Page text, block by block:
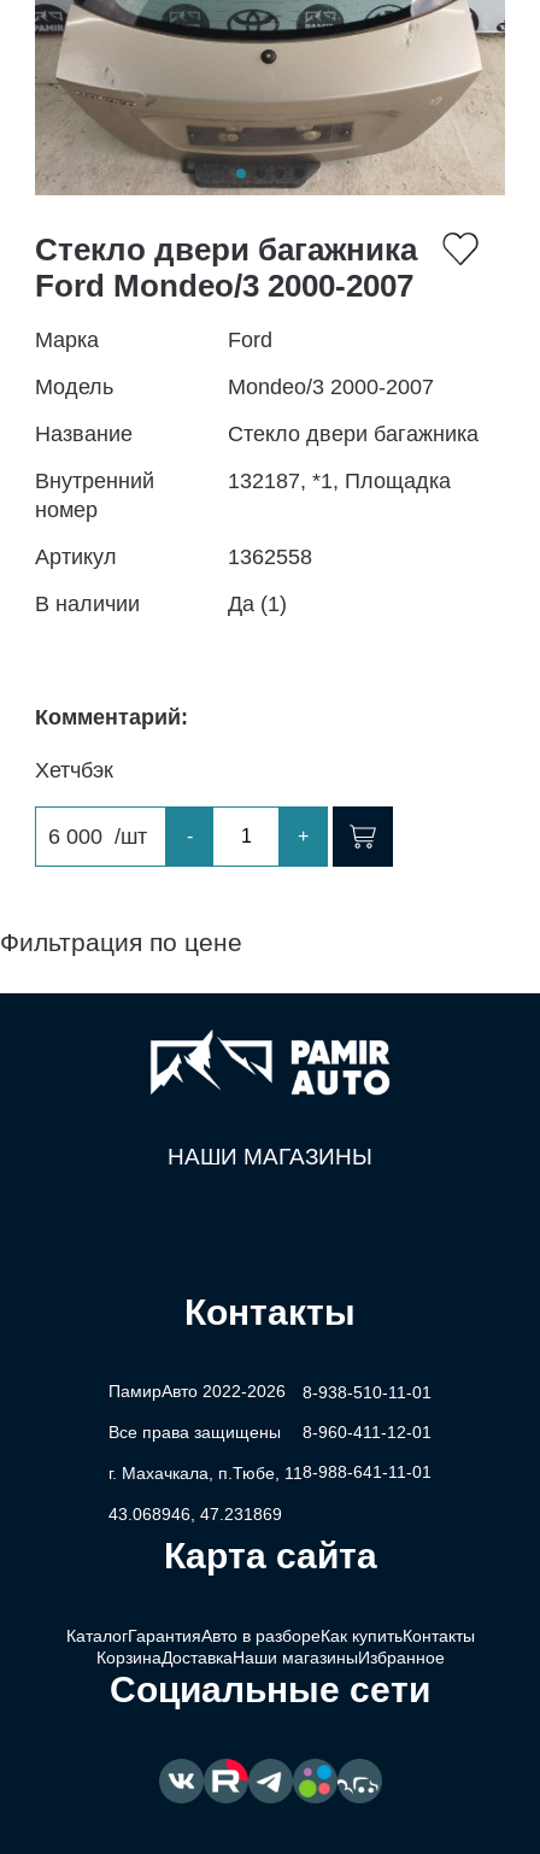
Стекло двери багажника
Ford Mondeo/3 2000-2007
Марка
Ford
Модель
Mondeo/3 2000-2007
Название
Стекло двери багажника
Внутренний
номер
132187, *1, Площадка
Артикул
1362558
В наличии
Да (1)
Комментарий:
Хетчбэк
6 000 /шт - +
Фильтрация по цене
НАШИ МАГАЗИНЫ
Контакты
ПамирАвто 2022-2026
Все права защищены
г. Махачкала, п.Тюбе, 11
43.068946, 47.231869
8-938-510-11-01
8-960-411-12-01
8-988-641-11-01
Карта сайта
КаталогГарантияАвто в разбореКак купитьКонтакты
КорзинаДоставкаНаши магазиныИзбранное
Социальные сети